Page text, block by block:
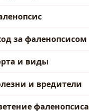
за фаленопсисом
и виды
и вредители
фаленопсиса